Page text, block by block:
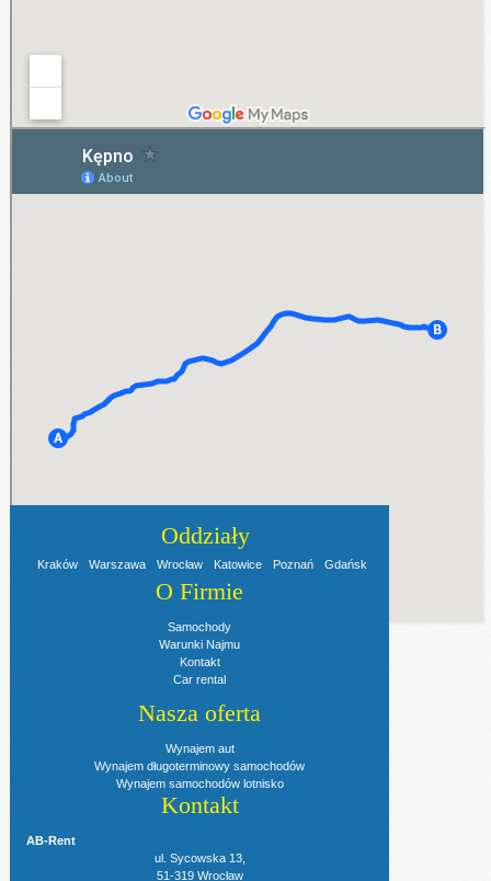
też każdy przedsiębiorca lub klient prywatny z Kępna posiada możliwość wynajmu,
nawet na dłuższy czas, samochodu dostawczego bądź też osobowego.
Oddziały
Kraków Warszawa Wrocław Katowice Poznań Gdańsk
O Firmie
Samochody
Warunki Najmu
Kontakt
Car rental
Nasza oferta
Wynajem aut
Wynajem długoterminowy samochodów
Wynajem samochodów lotnisko
Kontakt
AB-Rent
ul. Sycowska 13,
51-319 Wrocław